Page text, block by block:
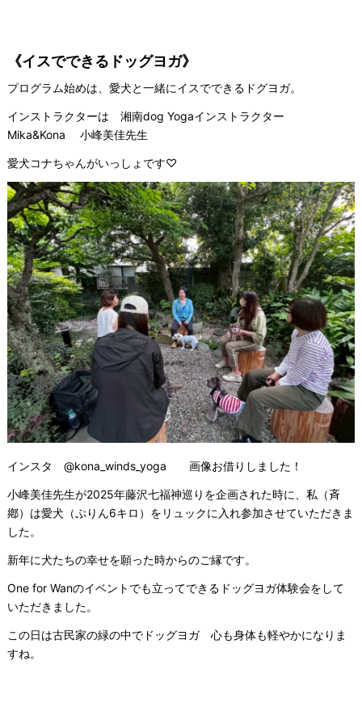
《イスでできるドッグヨガ》
プログラム始めは、愛犬と一緒にイスでできるドグヨガ。
インストラクターは 湘南dog Yogaインストラクター
Mika&Kona 小峰美佳先生
愛犬コナちゃんがいっしょです♡
インスタ @kona_winds_yoga 画像お借りしました！
小峰美佳先生が2025年藤沢七福神巡りを企画された時に、私（斉
鄕）は愛犬（ぷりん6キロ）をリュックに入れ参加させていただきま
した。
新年に犬たちの幸せを願った時からのご縁です。
One for Wanのイベントでも立ってできるドッグヨガ体験会をして
いただきました。
この日は古民家の緑の中でドッグヨガ 心も身体も軽やかになりま
すね。